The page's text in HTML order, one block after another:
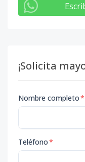
¡Solicita
Nombre completo*
Teléfono*